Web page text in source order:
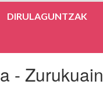
DIRULAGUNTZAK
- Zurukuain